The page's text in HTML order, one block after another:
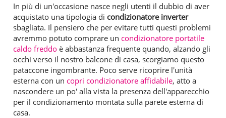
In più di un'occasione nasce negli utenti il dubbio di aver
acquistato una tipologia di condizionatore inverter
sbagliata. Il pensiero che per evitare tutti questi problemi
avremmo potuto comprare un condizionatore portatile
caldo freddo è abbastanza frequente quando, alzando gli
occhi verso il nostro balcone di casa, scorgiamo questo
pataccone ingombrante. Poco serve ricoprire l'unità
esterna con un copri condizionatore affidabile, atto a
nascondere un po' alla vista la presenza dell'apparecchio
per il condizionamento montata sulla parete esterna di
casa.